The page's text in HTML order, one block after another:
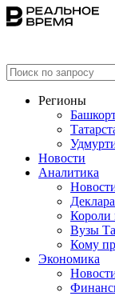
Регионы
Новости
Аналитика
Короли
Вузы
Кому
Экономика